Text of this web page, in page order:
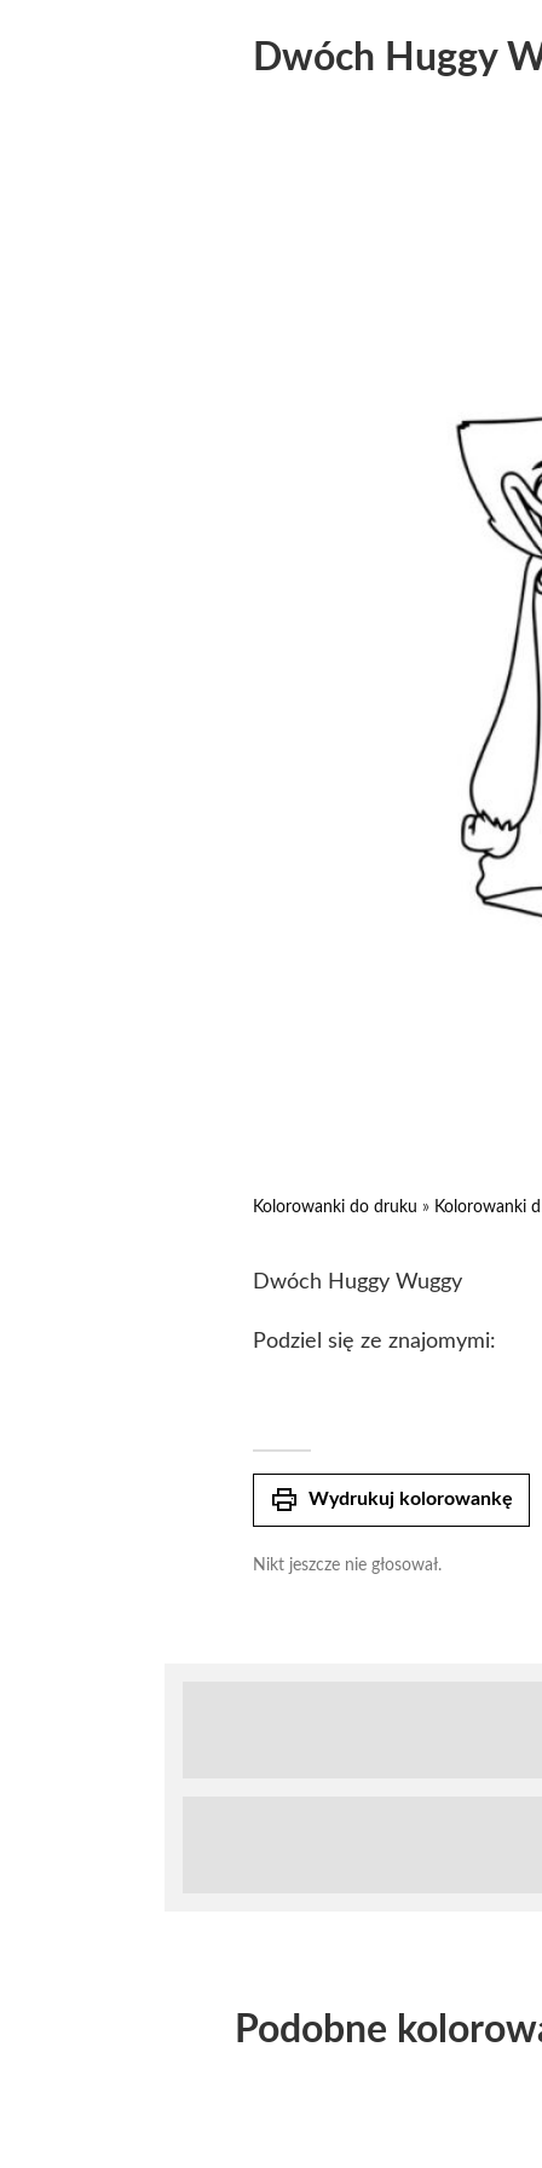
Dwóch Huggy
Kolorowanki do druku » Kolorowanki
Dwóch Huggy Wuggy
Podziel się ze znajomymi:
print Wydrukuj kolorowankę
Nikt jeszcze nie głosował.
Podobne